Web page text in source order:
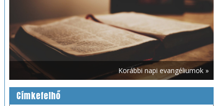
Korábbi napi evangéliumok »
Címkefelhő